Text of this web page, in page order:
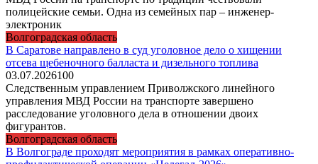
полицейские семьи. Одна из семейных пар – инженер-
электроник
Волгоградская область
В Саратове направлено в cуд уголовное дело о хищении
отсева щeбеночного балласта и дизeльного топлива
03.07.2026100
Следственным управлением Приволжского линейного
управления МВД России на транспорте завершено
расследование уголовного дела в отношении двоих
фигурантов.
Волгоградская область
В Волгограде проходят мероприятия в рамках оперативно-